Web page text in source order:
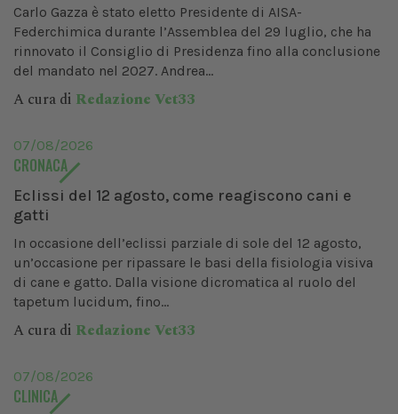
Carlo Gazza è stato eletto Presidente di AISA-
Federchimica durante l’Assemblea del 29 luglio, che ha
rinnovato il Consiglio di Presidenza fino alla conclusione
del mandato nel 2027. Andrea...
A cura di Redazione Vet33
07/08/2026
CRONACA
Eclissi del 12 agosto, come reagiscono cani e
gatti
In occasione dell’eclissi parziale di sole del 12 agosto,
un’occasione per ripassare le basi della fisiologia visiva
di cane e gatto. Dalla visione dicromatica al ruolo del
tapetum lucidum, fino...
A cura di Redazione Vet33
07/08/2026
CLINICA